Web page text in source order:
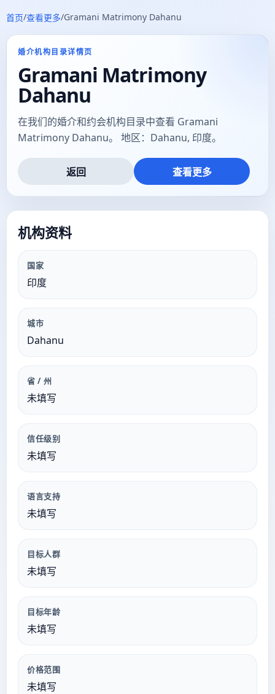
首页/查看更多/Gramani Matrimony Dahanu
婚介机构目录详情页
Gramani Matrimony
Dahanu
在我们的婚介和约会机构目录中查看 Gramani
Matrimony Dahanu。 地区：Dahanu, 印度。
返回 查看更多
机构资料
国家
印度
城市
Dahanu
省 / 州
未填写
信任级别
未填写
语言支持
未填写
目标人群
未填写
目标年龄
未填写
价格范围
未填写